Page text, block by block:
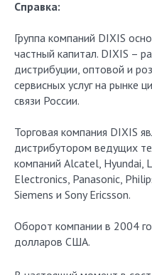
Справка:
Группа компаний DIXIS
частный капитал. DIXIS –
дистрибуции, оптовой и
сервисных услуг на рынке
связи России.
Торговая компания DIXIS
дистрибутором ведущих
компаний Alcatel, Hyundai,
Electronics, Panasonic,
Siemens и Sony Ericsson.
Оборот компании в 2004
долларов США.